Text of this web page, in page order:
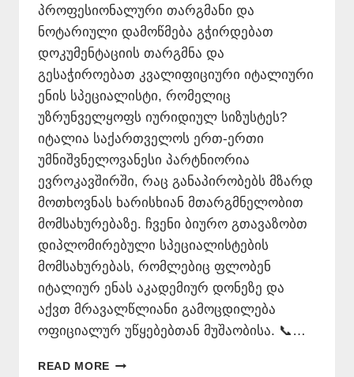
პროფესიონალური თარგმანი და
ნოტარიული დამოწმება გჭირდებათ
დოკუმენტაციის თარგმნა და
გესაჭიროებათ კვალიფიციური იტალიური
ენის სპეციალისტი, რომელიც
უზრუნველყოფს იურიდიულ სიზუსტეს?
იტალია საქართველოს ერთ-ერთი
უმნიშვნელოვანესი პარტნიორია
ევროკავშირში, რაც განაპირობებს მზარდ
მოთხოვნას ხარისხიან მთარგმნელობით
მომსახურებაზე. ჩვენი ბიურო გთავაზობთ
დიპლომირებული სპეციალისტების
მომსახურებას, რომლებიც ფლობენ
იტალიურ ენას აკადემიურ დონეზე და
აქვთ მრავალწლიანი გამოცდილება
ოფიციალურ უწყებებთან მუშაობისა. 📞…
READ MORE ᲘᲢᲐᲚᲘᲣᲠᲘ